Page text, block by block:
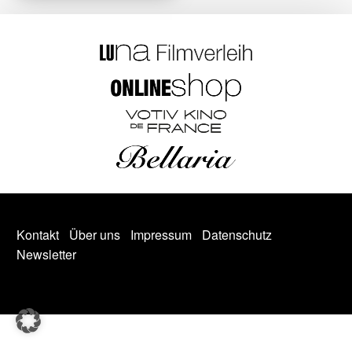
Kontakt Über uns Impressum
Datenschutz
Newsletter